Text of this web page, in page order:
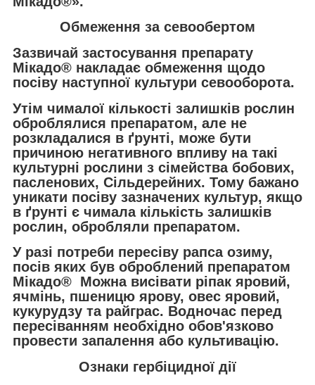
Обмеження за севообертом
Зазвичай застосування препарату
Мікадо® накладає обмеження щодо
посіву наступної культури севооборота.
Утім чималої кількості залишків рослин
оброблялися препаратом, але не
розкладалися в ґрунті, може бути
причиною негативного впливу на такі
культурні рослини з сімейства бобових,
пасленових, Сільдерейних. Тому бажано
уникати посіву зазначених культур, якщо
в ґрунті є чимала кількість залишків
рослин, обробляли препаратом.
У разі потреби пересіву рапса озиму,
посів яких був оброблений препаратом
Мікадо® Можна висівати ріпак яровий,
ячмінь, пшеницю ярову, овес яровий,
кукурудзу та райграс. Водночас перед
пересіванням необхідно обов'язково
провести запалення або культивацію.
Ознаки гербіцидної дії